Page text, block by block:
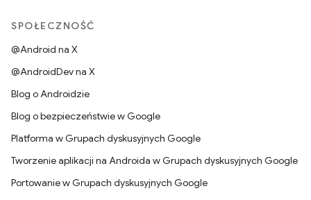
SPOŁECZNOŚĆ
@Android na X
@AndroidDev na X
Blog o Androidzie
Blog o bezpieczeństwie w Google
Platforma w Grupach dyskusyjnych Google
Tworzenie aplikacji na Androida w Grupach dyskusyjnych Google
Portowanie w Grupach dyskusyjnych Google